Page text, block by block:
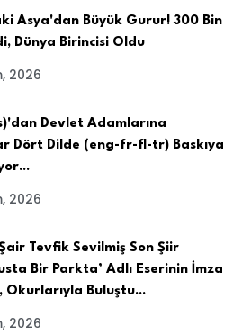
Asya'dan Büyük Gurur! 300 Bin
Dünya Birincisi Oldu
2026
Devlet Adamlarına
Dört Dilde (eng-fr-fl-tr) Baskıya
2026
Şair Tevfik Sevilmiş Son Şiir
Bir Parkta’ Adlı Eserinin İmza
Okurlarıyla Buluştu...
2026